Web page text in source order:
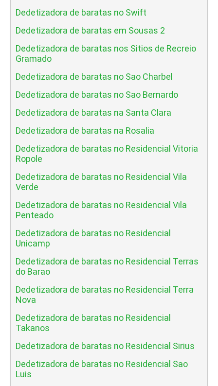
Dedetizadora de baratas no Swift
Dedetizadora de baratas em Sousas 2
Dedetizadora de baratas nos Sitios de Recreio
Gramado
Dedetizadora de baratas no Sao Charbel
Dedetizadora de baratas no Sao Bernardo
Dedetizadora de baratas na Santa Clara
Dedetizadora de baratas na Rosalia
Dedetizadora de baratas no Residencial Vitoria
Ropole
Dedetizadora de baratas no Residencial Vila
Verde
Dedetizadora de baratas no Residencial Vila
Penteado
Dedetizadora de baratas no Residencial
Unicamp
Dedetizadora de baratas no Residencial Terras
do Barao
Dedetizadora de baratas no Residencial Terra
Nova
Dedetizadora de baratas no Residencial
Takanos
Dedetizadora de baratas no Residencial Sirius
Dedetizadora de baratas no Residencial Sao
Luis